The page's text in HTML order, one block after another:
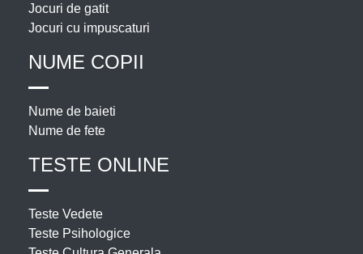
Jocuri de gatit
Jocuri cu impuscaturi
NUME COPII
Nume de baieti
Nume de fete
TESTE ONLINE
Teste Vedete
Teste Psihologice